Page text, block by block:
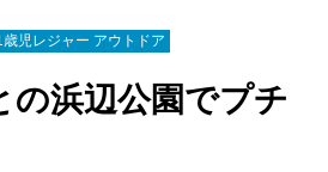
歳児レジャー アウトドア
の浜辺公園でプチ